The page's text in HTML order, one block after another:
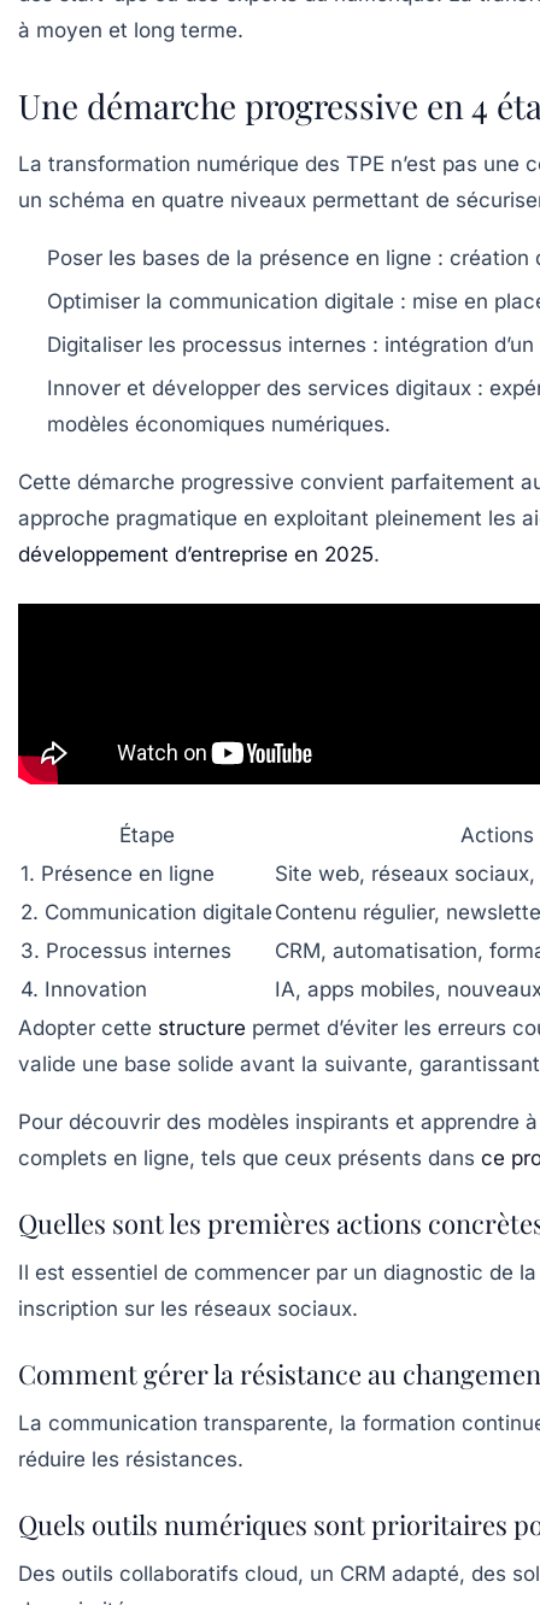
à moyen et long terme.
Une démarche progressive en 4
La transformation numérique des TPE n’est pas une
un schéma en quatre niveaux permettant de
Poser les bases de la présence en ligne : création
Optimiser la communication digitale : mise en
Digitaliser les processus internes : intégration
Innover et développer des services digitaux :
modèles économiques numériques.
Cette démarche progressive convient parfaitement
approche pragmatique en exploitant pleinement les
développement d’entreprise en 2025.
Étape
Actions
1. Présence en ligne
Site web, réseaux
2. Communication digitale Contenu régulier,
3. Processus internes
CRM, automatisation,
4. Innovation
IA, apps mobiles,
Adopter cette structure permet d’éviter les erreurs
valide une base solide avant la suivante,
Pour découvrir des modèles inspirants et apprendre
complets en ligne, tels que ceux présents dans ce
Quelles sont les premières actions
Il est essentiel de commencer par un diagnostic de
inscription sur les réseaux sociaux.
Comment gérer la résistance au
La communication transparente, la formation
réduire les résistances.
Quels outils numériques sont prioritaires
Des outils collaboratifs cloud, un CRM adapté, des